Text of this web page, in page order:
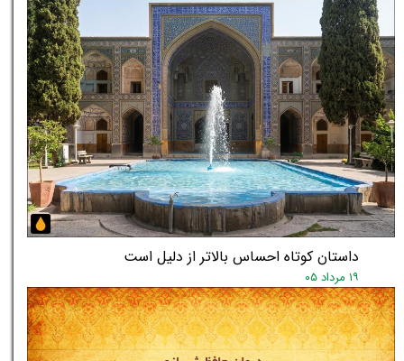
داستان کوتاه احساس بالاتر از دلیل است
۱۹ مرداد ۰۵